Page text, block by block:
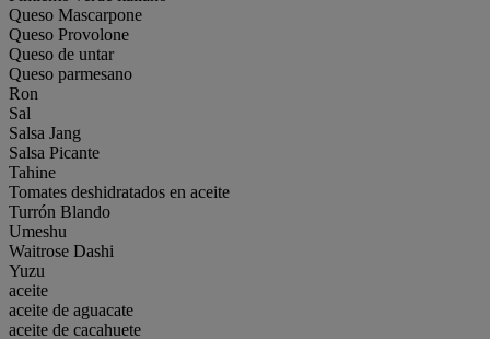
Queso Mascarpone
Queso Provolone
Queso de untar
Queso parmesano
Ron
Sal
Salsa Jang
Salsa Picante
Tahine
Tomates deshidratados en aceite
Turrón Blando
Umeshu
Waitrose Dashi
Yuzu
aceite
aceite de aguacate
aceite de cacahuete